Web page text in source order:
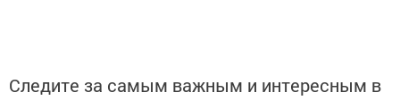
Следите за самым важным и интересным в